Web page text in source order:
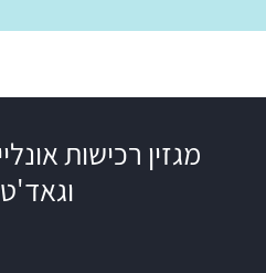
מגזין רכישות